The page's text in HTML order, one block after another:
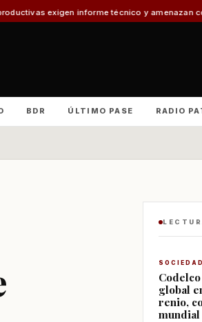
técnico y amenazan con escalada nacional
BDR ÚLTIMO PASE RADIO
SOCIEDAD
global
renio,
mundial